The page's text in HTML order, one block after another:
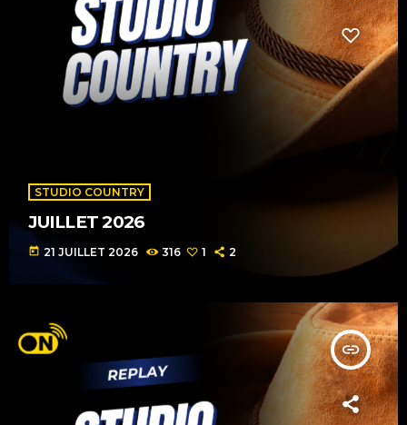
STUDIO COUNTRY
JUILLET 2026
today 21 JUILLET 2026 316 1 2
insert_link